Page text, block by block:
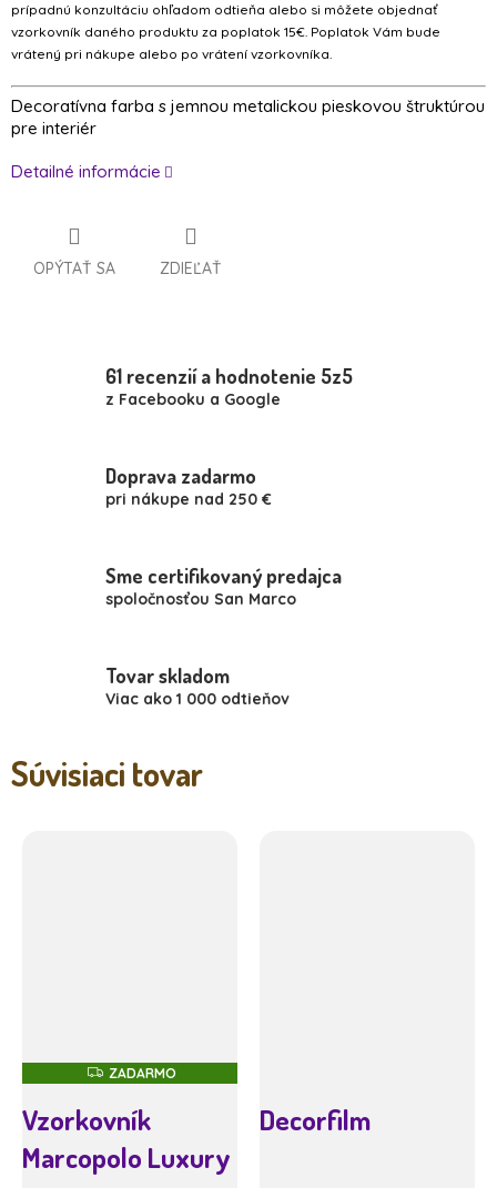
prípadnú konzultáciu ohľadom odtieňa alebo si môžete objednať
vzorkovník daného produktu za poplatok 15€. Poplatok Vám bude
vrátený pri nákupe alebo po vrátení vzorkovníka.
Decoratívna farba s jemnou metalickou pieskovou štruktúrou
pre interiér
Detailné informácie
OPÝTAŤ SA ZDIEĽAŤ
61 recenzií a hodnotenie 5z5
z Facebooku a Google
Doprava zadarmo
pri nákupe nad 250 €
Sme certifikovaný predajca
spoločnosťou San Marco
Tovar skladom
Viac ako 1 000 odtieňov
Súvisiaci tovar
Z
A
A
R
O
ZADARMO
Vzorkovník
Marcopolo Luxury
Decorfilm